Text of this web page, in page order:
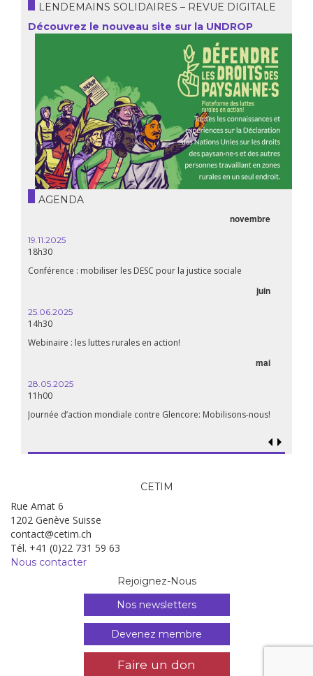
LENDEMAINS SOLIDAIRES – REVUE DIGITALE
Découvrez le nouveau site sur la UNDROP
AGENDA
novembre
19.11.2025
18h30
Conférence : mobiliser les DESC pour la justice sociale
juin
25.06.2025
14h30
Webinaire : les luttes rurales en action!
mai
28.05.2025
11h00
Journée d’action mondiale contre Glencore: Mobilisons-nous!
CETIM
Rue Amat 6
1202 Genève Suisse
contact@cetim.ch
Tél. +41 (0)22 731 59 63
Nous contacter
Rejoignez-Nous
Nos newsletters
Devenez membre
Faire un don